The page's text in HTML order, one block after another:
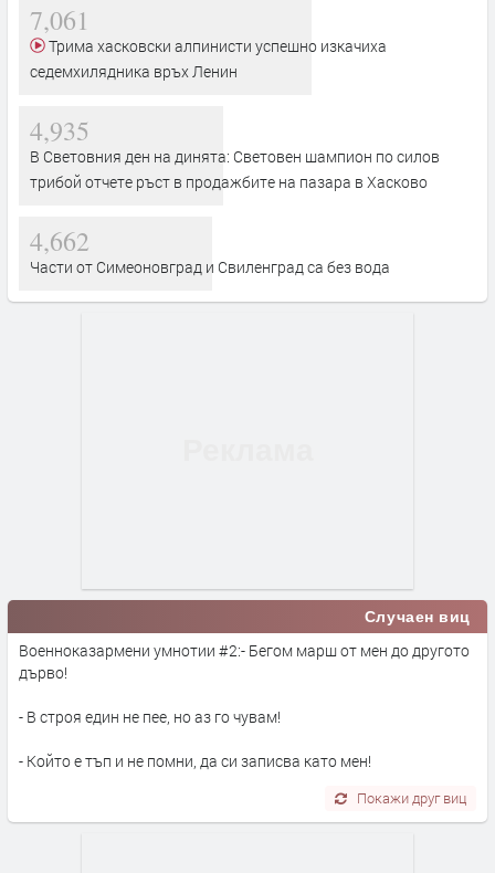
7,061
седемхилядника връх Ленин
4,935
В Световния ден на динята: Световен шампион по силов
трибой отчете ръст в продажбите на пазара в Хасково
4,662
Части от Симеоновград и Свиленград са без вода
Случаен виц
Военноказармени умнотии #2:- Бегом марш от мен до другото
дърво!
- В строя един не пее, но аз го чувам!
- Който е тъп и не помни, да си записва като мен!
Покажи друг виц